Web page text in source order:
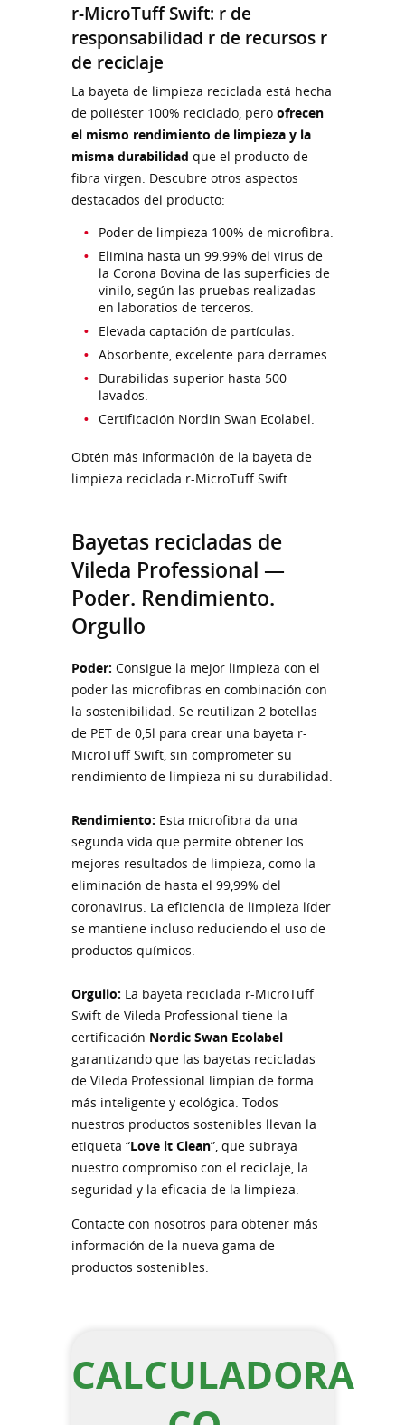
r-MicroTuff Swift: r de
responsabilidad r de recursos r
de reciclaje
La bayeta de limpieza reciclada está hecha
de poliéster 100% reciclado, pero ofrecen
el mismo rendimiento de limpieza y la
misma durabilidad que el producto de
fibra virgen. Descubre otros aspectos
destacados del producto:
Poder de limpieza 100% de microfibra.
Elimina hasta un 99.99% del virus de
la Corona Bovina de las superficies de
vinilo, según las pruebas realizadas
en laboratios de terceros.
Elevada captación de partículas.
Absorbente, excelente para derrames.
Durabilidas superior hasta 500
lavados.
Certificación Nordin Swan Ecolabel.
Obtén más información de la bayeta de
limpieza reciclada r-MicroTuff Swift.
Bayetas recicladas de
Vileda Professional —
Poder. Rendimiento.
Orgullo
Poder: Consigue la mejor limpieza con el
poder las microfibras en combinación con
la sostenibilidad. Se reutilizan 2 botellas
de PET de 0,5l para crear una bayeta r-
MicroTuff Swift, sin comprometer su
rendimiento de limpieza ni su durabilidad.
Rendimiento: Esta microfibra da una
segunda vida que permite obtener los
mejores resultados de limpieza, como la
eliminación de hasta el 99,99% del
coronavirus. La eficiencia de limpieza líder
se mantiene incluso reduciendo el uso de
productos químicos.
Orgullo: La bayeta reciclada r-MicroTuff
Swift de Vileda Professional tiene la
certificación Nordic Swan Ecolabel
garantizando que las bayetas recicladas
de Vileda Professional limpian de forma
más inteligente y ecológica. Todos
nuestros productos sostenibles llevan la
etiqueta “Love it Clean”, que subraya
nuestro compromiso con el reciclaje, la
seguridad y la eficacia de la limpieza.
Contacte con nosotros para obtener más
información de la nueva gama de
productos sostenibles.
CALCULADORA